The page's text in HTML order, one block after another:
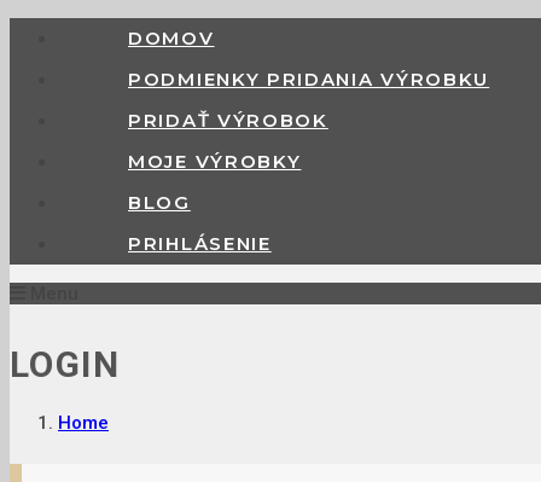
DOMOV
PODMIENKY PRIDANIA VÝROBKU
PRIDAŤ VÝROBOK
MOJE VÝROBKY
BLOG
PRIHLÁSENIE
LOGIN
Home